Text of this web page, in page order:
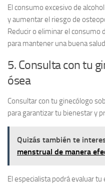
El consumo excesivo de
y aumentar el riesgo de
Reducir o eliminar el consumo
para mantener una buena
5. Consulta con tu
ósea
Consultar con tu ginecólogo
para garantizar tu bienestar y
Quizás también te
menstrual de manera
El especialista podrá evaluar